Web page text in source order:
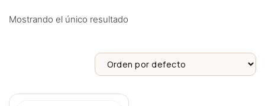
Mostrando el único resultado